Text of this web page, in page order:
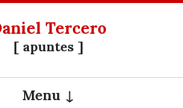
Tercero
[ apuntes ]
Menu